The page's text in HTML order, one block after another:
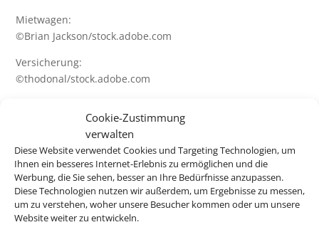
Cookie-Zustimmung
verwalten
Diese Website verwendet Cookies und Targeting Technologien, um
Ihnen ein besseres Internet-Erlebnis zu ermöglichen und die
Werbung, die Sie sehen, besser an Ihre Bedürfnisse anzupassen.
Diese Technologien nutzen wir außerdem, um Ergebnisse zu messen,
um zu verstehen, woher unsere Besucher kommen oder um unsere
Website weiter zu entwickeln.
Mietwagen:
©Brian Jackson/stock.adobe.com
Versicherung:
©thodonal/stock.adobe.com
©lazyllama/stock.adobe.com
Hotels + Hotel & Bahn:
©murattellioglu/stock.adobe.com
Ferienhaus:
©Maciej Czekajewski/stock.adobe.com